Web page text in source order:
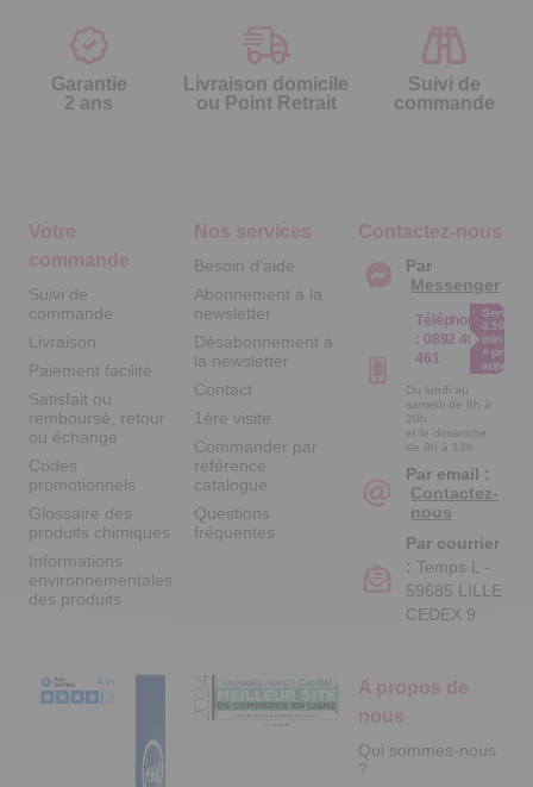
Garantie
2 ans
Livraison domicile
ou Point Retrait
Suivi de
commande
Votre
commande
Suivi de
commande
Livraison
Paiement facilité
Satisfait ou
remboursé, retour
ou échange
Codes
promotionnels
Glossaire des
produits chimiques
Informations
environnementales
des produits
Nos services
Besoin d'aide
Abonnement à la
newsletter
Désabonnement à
la newsletter
Contact
1ère visite
Commander par
référence
catalogue
Questions
fréquentes
A propos de
nous
Qui sommes-nous
?
Contactez-nous
Par
Messenger
Téléphone
: 0892 461
461
Service
0.50€ /
min
+ prix
appel
Du lundi au
samedi de 8h à
20h
et le dimanche
de 9h à 13h
Par email :
Contactez-
nous
Par courrier
: Temps L -
59685 LILLE
CEDEX 9